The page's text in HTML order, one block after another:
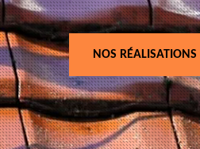
NOS RÉALISATIONS